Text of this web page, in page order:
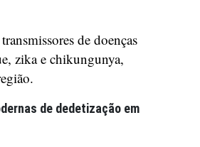
transmissores de doenças
zika e chikungunya,
de dedetização em